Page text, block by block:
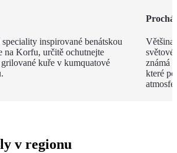
inspirované benátskou
na Korfu, určitě ochutnejte
kuře v kumquatové
Většina
známá
které
v regionu